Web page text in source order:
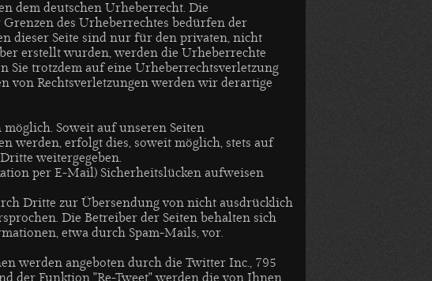
dem deutschen Urheberrecht. Die
des Urheberrechtes bedürfen der
dieser Seite sind nur für den privaten, nicht
erstellt wurden, werden die Urheberrechte
Sie trotzdem auf eine Urheberrechtsverletzung
von Rechtsverletzungen werden wir derartige
Soweit auf unseren Seiten
werden, erfolgt dies, soweit möglich, stets auf
weitergegeben.
per E-Mail) Sicherheitslücken aufweisen
Dritte zur Übersendung von nicht ausdrücklich
Die Betreiber der Seiten behalten sich
etwa durch Spam-Mails, vor.
werden angeboten durch die Twitter Inc., 795